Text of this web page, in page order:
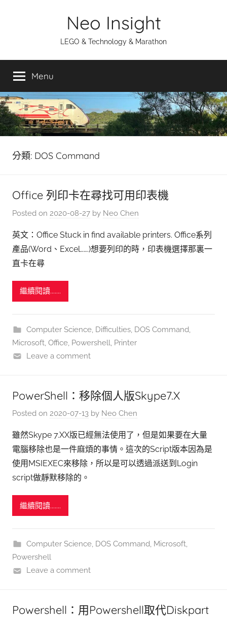
Neo Insight
LEGO & Technology & Marathon
Menu
分類: DOS Command
Office 列印卡在尋找可用印表機
Posted on 2020-08-27 by Neo Chen
英文：Office Stuck in find available printers. Office系列
產品(Word、Excel…….)想要列印的時，印表機選擇那裏一
直卡在尋
繼續閱讀.......
Computer Science, Difficulties, DOS Command,
Microsoft, Office, Powershell, Printer
Leave a comment
PowerShell：移除個人版Skype7.X
Posted on 2020-07-13 by Neo Chen
雖然Skype 7.XX版已經無法使用了，但是如果要在大量
電腦移除也是一件麻煩的事情。這次的Script版本因為是
使用MSIEXEC來移除，所以是可以透過派送到Login
script做靜默移除的。
繼續閱讀.......
Computer Science, DOS Command, Microsoft,
Powershell
Leave a comment
Powershell：用Powershell取代Diskpart